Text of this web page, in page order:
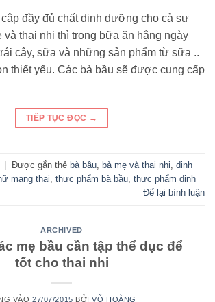
đầy đủ chất dinh dưỡng cho cả sự
và thai nhi thì trong bữa ăn hằng ngày
cây, sữa và những sản phẩm từ sữa ..
thiết yếu. Các bà bầu sẽ được cung cấp
TIẾP TỤC ĐỌC →
| Được gắn thẻ bà bầu bà mẹ và thai nhi dinh
mang thai thực phẩm bà bầu thực phẩm dinh
Để lại bình luận
ARCHIVED
mẹ bầu cần tập thể dục để
tốt cho thai nhi
VÀO27/07/2015 BỞIVÕ HOÀNG